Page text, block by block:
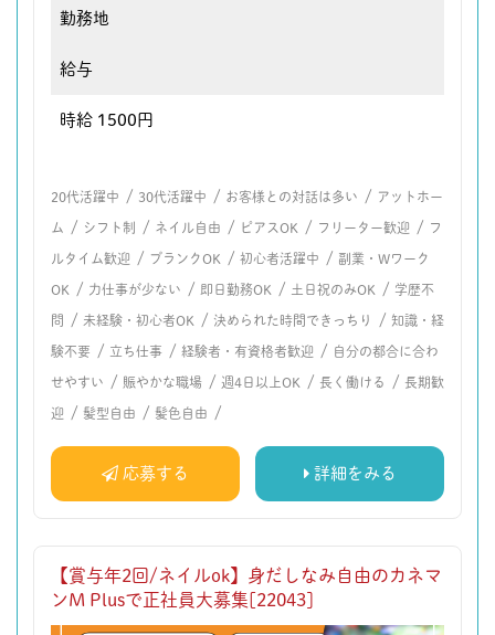
勤務地
給与
時給 1500円
20代活躍中 / 30代活躍中 / お客様との対話は多い / アットホー
ム / シフト制 / ネイル自由 / ピアスOK / フリーター歓迎 / フ
ルタイム歓迎 / ブランクOK / 初心者活躍中 / 副業・Wワーク
OK / 力仕事が少ない / 即日勤務OK / 土日祝のみOK / 学歴不
問 / 未経験・初心者OK / 決められた時間できっちり / 知識・経
験不要 / 立ち仕事 / 経験者・有資格者歓迎 / 自分の都合に合わ
せやすい / 賑やかな職場 / 週4日以上OK / 長く働ける / 長期歓
迎 / 髪型自由 / 髪色自由 /
応募する 詳細をみる
【賞与年2回/ネイルok】身だしなみ自由のカネマ
ンM Plusで正社員大募集[22043]